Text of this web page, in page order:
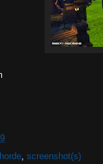
horde screenshot(s)